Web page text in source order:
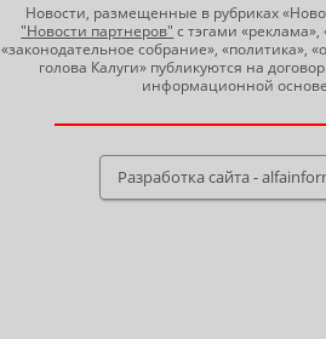
Новости, размещенные в рубриках
"Новости партнеров" с тэгами «реклама»,
«законодательное собрание», «политика»,
голова Калуги» публикуются на
информационной
Разработка сайта -